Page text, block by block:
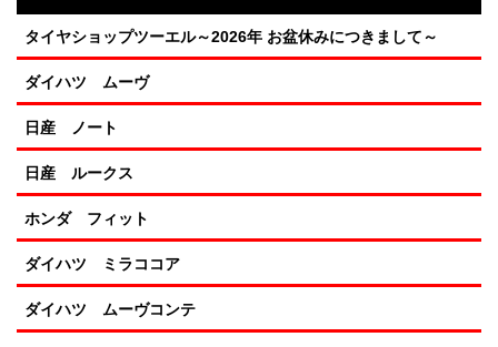
タイヤショップツーエル～2026年 お盆休みにつきまして～
ダイハツ ムーヴ
日産 ノート
日産 ルークス
ホンダ フィット
ダイハツ ミラココア
ダイハツ ムーヴコンテ